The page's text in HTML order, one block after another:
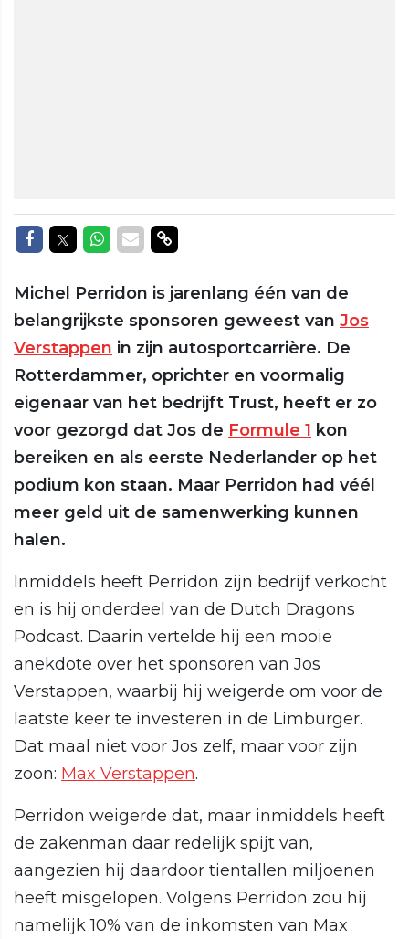
Delen op Facebook
Delen op Twitter
Delen op Whatsapp
Delen via Mail
Delen via link
Michel Perridon is jarenlang één van de
belangrijkste sponsoren geweest van Jos
Verstappen in zijn autosportcarrière. De
Rotterdammer, oprichter en voormalig
eigenaar van het bedrijft Trust, heeft er zo
voor gezorgd dat Jos de Formule 1 kon
bereiken en als eerste Nederlander op het
podium kon staan. Maar Perridon had véél
meer geld uit de samenwerking kunnen
halen.
Inmiddels heeft Perridon zijn bedrijf verkocht
en is hij onderdeel van de Dutch Dragons
Podcast. Daarin vertelde hij een mooie
anekdote over het sponsoren van Jos
Verstappen, waarbij hij weigerde om voor de
laatste keer te investeren in de Limburger.
Dat maal niet voor Jos zelf, maar voor zijn
zoon: Max Verstappen.
Perridon weigerde dat, maar inmiddels heeft
de zakenman daar redelijk spijt van,
aangezien hij daardoor tientallen miljoenen
heeft misgelopen. Volgens Perridon zou hij
namelijk 10% van de inkomsten van Max